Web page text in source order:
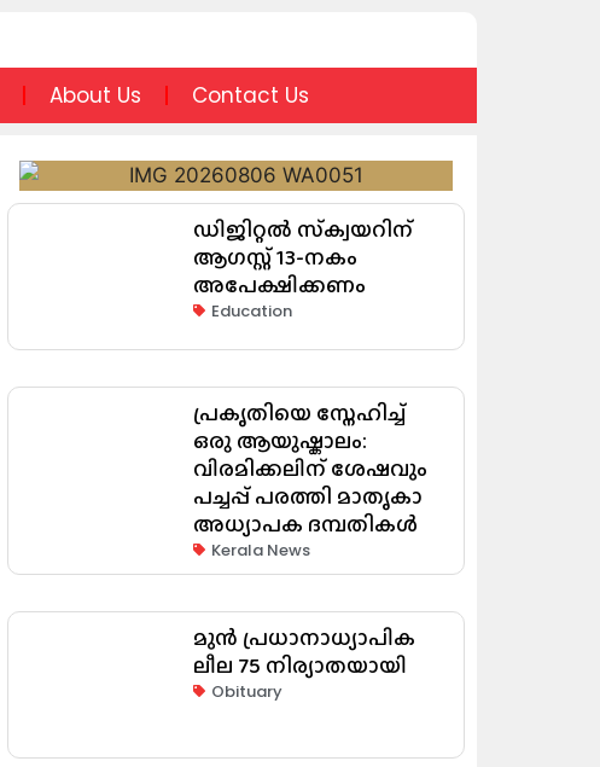
About Us Contact Us
ഡിജിറ്റൽ സ്‌ക്വയറിന്
ആഗസ്റ്റ് 13-നകം
അപേക്ഷിക്കണം
Education
പ്രകൃതിയെ സ്നേഹിച്ച്
ഒരു ആയുഷ്കാലം:
വിരമിക്കലിന് ശേഷവും
പച്ചപ്പ് പരത്തി മാതൃകാ
അധ്യാപക ദമ്പതികൾ
Kerala News
മുൻ പ്രധാനാധ്യാപിക
ലീല 75 നിര്യാതയായി
Obituary